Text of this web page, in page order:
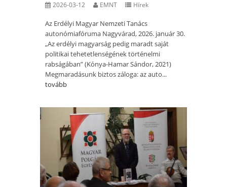
2026-03-12 EMNT Hírek
Az Erdélyi Magyar Nemzeti Tanács
autonómiafóruma Nagyvárad, 2026. január 30.
„Az erdélyi magyarság pedig maradt saját
politikai tehetetlenségének történelmi
rabságában” (Kónya-Hamar Sándor, 2021)
Megmaradásunk biztos záloga: az auto...
tovább